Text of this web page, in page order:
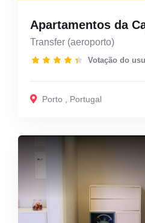
Apartamentos da
Transfer (aeroporto)
Votação do
Porto , Portugal